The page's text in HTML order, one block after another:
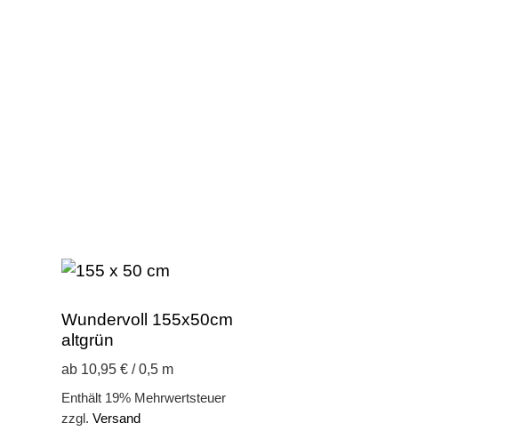
Wundervoll 155x50cm
altgrün
ab 10,95 € / 0,5 m
Enthält 19% Mehrwertsteuer
zzgl. Versand